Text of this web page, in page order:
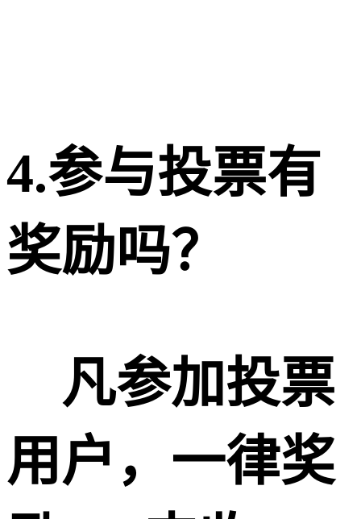
4.参与投票有
奖励吗？
凡参加投票
用户，一律奖